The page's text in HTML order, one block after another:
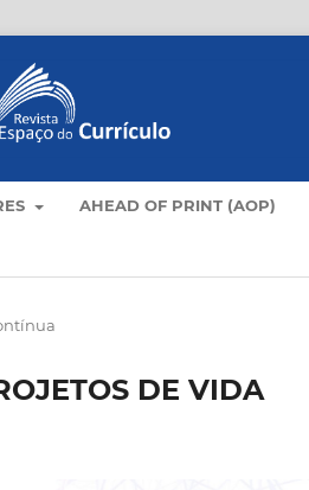
AHEAD OF PRINT (AOP)
DE VIDA